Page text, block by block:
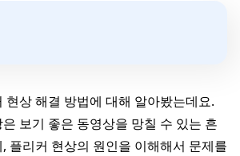
현상 해결 방법에 대해 알아봤는데요.
보기 좋은 동영상을 망칠 수 있는 흔
플리커 현상의 원인을 이해해서 문제를